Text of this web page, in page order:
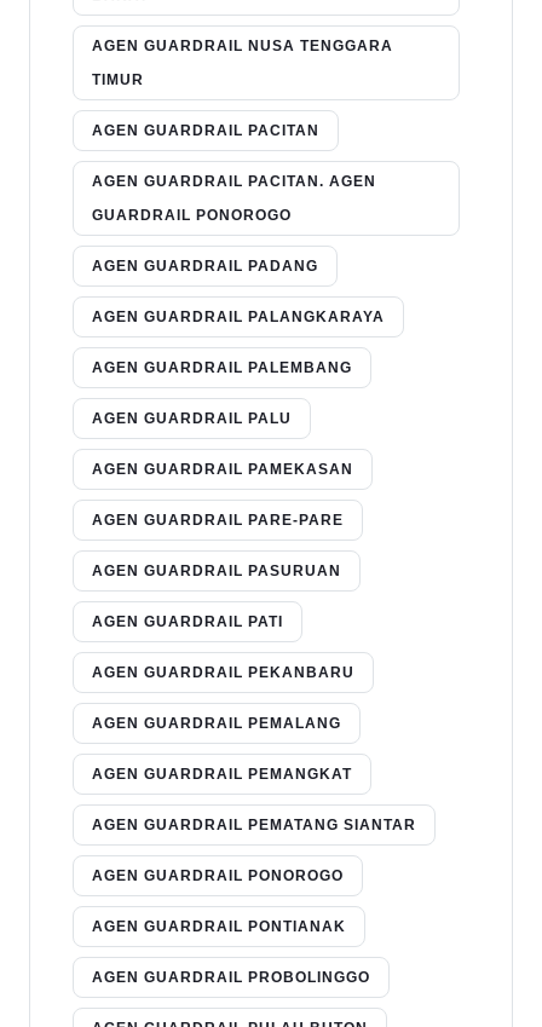
AGEN GUARDRAIL NUSA TENGGARA
TIMUR
AGEN GUARDRAIL PACITAN
AGEN GUARDRAIL PACITAN. AGEN
GUARDRAIL PONOROGO
AGEN GUARDRAIL PADANG
AGEN GUARDRAIL PALANGKARAYA
AGEN GUARDRAIL PALEMBANG
AGEN GUARDRAIL PALU
AGEN GUARDRAIL PAMEKASAN
AGEN GUARDRAIL PARE-PARE
AGEN GUARDRAIL PASURUAN
AGEN GUARDRAIL PATI
AGEN GUARDRAIL PEKANBARU
AGEN GUARDRAIL PEMALANG
AGEN GUARDRAIL PEMANGKAT
AGEN GUARDRAIL PEMATANG SIANTAR
AGEN GUARDRAIL PONOROGO
AGEN GUARDRAIL PONTIANAK
AGEN GUARDRAIL PROBOLINGGO